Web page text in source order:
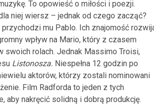
To opowieść o miłości i poezji.
niej wiersz – jednak od czego zacząć?
mu Pablo. Ich znajomość
wpływ na Mario, który z czasem
swoich rolach. Jednak Massimo Troisi,
Listonosza. Niespełna 12 godzin po
aktorów, którzy zostali nominowani
Film Radforda to jeden z tych
aby nakręcić solidną i dobrą produkcję.